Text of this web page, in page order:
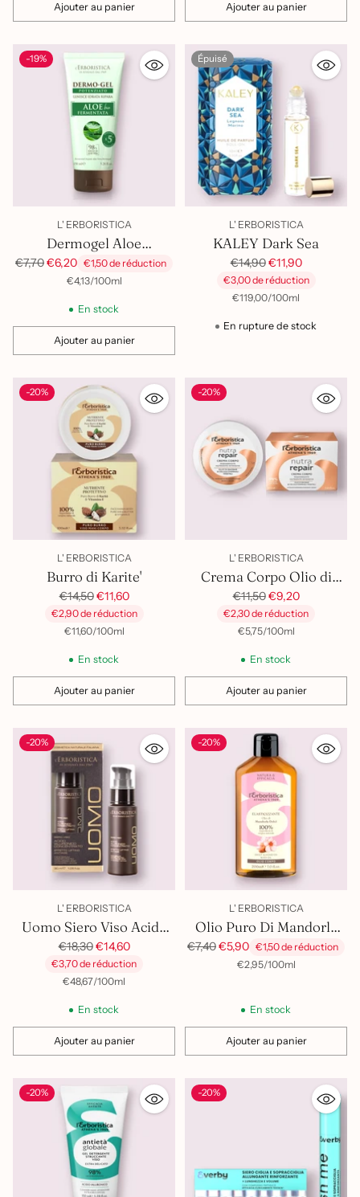
Ajouter au panier
Quantité
Ajouter au panier
Quantité
-19%
L' ERBORISTICA
Dermogel Aloe
Fermentata
Prix
€7,70€6,20 €1,50 de réduction
Prix
€4,13/
par 100ml
En stock
Ajouter au panier
Quantité
Épuisé
L' ERBORISTICA
KALEY Dark Sea
Prix
habituel
€14,90€11,90
€3,00 de réduction
Prix
€119,00/
par 100ml
En rupture de stock
-20%
L' ERBORISTICA
Burro di Karite'
Prix
habituel
€14,50€11,60
€2,90 de réduction
Prix
€11,60/
par 100ml
En stock
Ajouter au panier
Quantité
-20%
L' ERBORISTICA
Crema Corpo Olio di
Baobab
Prix
habituel
€11,50€9,20
€2,30 de réduction
Prix
€5,75/
par 100ml
En stock
Ajouter au panier
Quantité
-20%
L' ERBORISTICA
Uomo Siero Viso Acido
Ialuronico Concentrato
Prix
habituel
€18,30€14,60
€3,70 de réduction
Prix
€48,67/
par 100ml
En stock
Ajouter au panier
Quantité
-20%
L' ERBORISTICA
Olio Puro Di Mandorle
Dolci
Prix
€7,40€5,90 €1,50 de réduction
Prix
€2,95/
par 100ml
En stock
Ajouter au panier
Quantité
-20% -20%